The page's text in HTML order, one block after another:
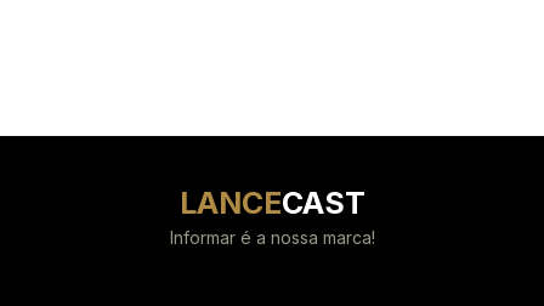
LANCECAST
Informar é a nossa marca!